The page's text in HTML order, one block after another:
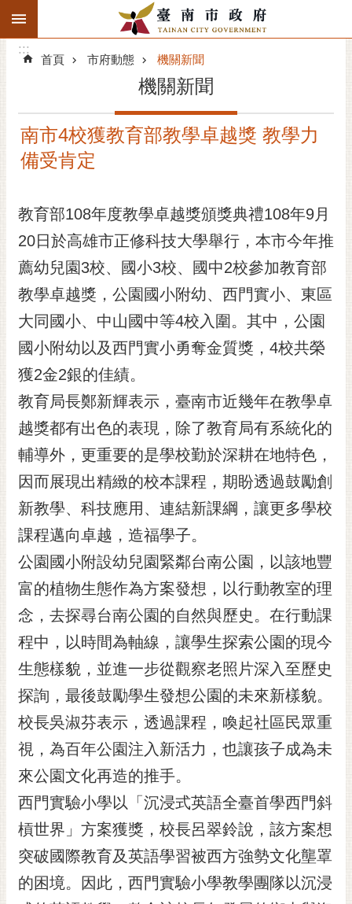
跳到主要內容區塊
搜
階
精彩府城
市府團隊
主題服務
市政資訊
市民互動
黃
偉
哲
螢
光
花
泉
桐
花
祭
網
站
導
覽
訂
閱
RSS
訂
閱
電
子
報
市
民
信
:::
:::
首頁 市府動態 機關新聞
機關新聞
南市4校獲教育部教學卓越獎 教學力
備受肯定
教育部108年度教學卓越獎頒獎典禮108年9月
20日於高雄市正修科技大學舉行，本市今年推
薦幼兒園3校、國小3校、國中2校參加教育部
教學卓越獎，公園國小附幼、西門實小、東區
大同國小、中山國中等4校入圍。其中，公園
國小附幼以及西門實小勇奪金質獎，4校共榮
獲2金2銀的佳績。
教育局長鄭新輝表示，臺南市近幾年在教學卓
越獎都有出色的表現，除了教育局有系統化的
輔導外，更重要的是學校勤於深耕在地特色，
因而展現出精緻的校本課程，期盼透過鼓勵創
新教學、科技應用、連結新課綱，讓更多學校
課程邁向卓越，造福學子。
公園國小附設幼兒園緊鄰台南公園，以該地豐
富的植物生態作為方案發想，以行動教室的理
念，去探尋台南公園的自然與歷史。在行動課
程中，以時間為軸線，讓學生探索公園的現今
生態樣貌，並進一步從觀察老照片深入至歷史
探詢，最後鼓勵學生發想公園的未來新樣貌。
校長吳淑芬表示，透過課程，喚起社區民眾重
視，為百年公園注入新活力，也讓孩子成為未
來公園文化再造的推手。
西門實驗小學以「沉浸式英語全臺首學西門斜
槓世界」方案獲獎，校長呂翠鈴說，該方案想
突破國際教育及英語學習被西方強勢文化壟罩
的困境。因此，西門實驗小學教學團隊以沉浸